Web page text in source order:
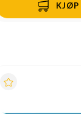
KJØP